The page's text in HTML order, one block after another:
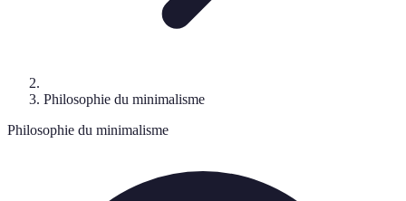
Philosophie du minimalisme
Philosophie du minimalisme